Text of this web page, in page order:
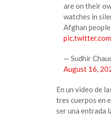
are on their
watches in
Afghan
— Sudhir
August 16,
En un video de
tres cuerpos en
ser una entrada